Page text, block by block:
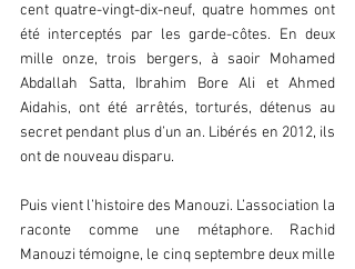
cent quatre-vingt-dix-neuf, quatre hommes ont
été interceptés par les garde-côtes. En deux
mille onze, trois bergers, à saoir Mohamed
Abdallah Satta, Ibrahim Bore Ali et Ahmed
Aidahis, ont été arrêtés, torturés, détenus au
secret pendant plus d’un an. Libérés en 2012, ils
ont de nouveau disparu.
Puis vient l’histoire des Manouzi. L’association la
raconte comme une métaphore. Rachid
Manouzi témoigne, le cinq septembre deux mille